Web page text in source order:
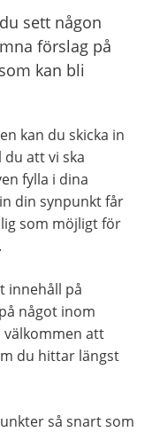
sett någon
förslag på
kan bli
kan du skicka in
att vi ska
fylla i dina
din synpunkt får
som möjligt för
innehåll på
något inom
att
du hittar längst
så snart som